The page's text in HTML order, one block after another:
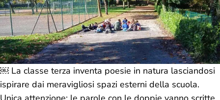
￼ La classe terza inventa poesie in natura lasciandosi
ispirare dai meravigliosi spazi esterni della scuola.